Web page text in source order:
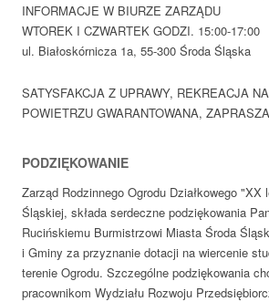
INFORMACJE W BIURZE ZARZĄDU
WTOREK I CZWARTEK GODZI. 15:00-17:00
ul. Białoskórnicza 1a, 55-300 Środa Śląska
SATYSFAKCJA Z UPRAWY, REKREACJA
POWIETRZU GWARANTOWANA,
PODZIĘKOWANIE
Zarząd Rodzinnego Ogrodu Działkowego "XX
Śląskiej, składa serdeczne podziękowania
Rucińskiemu Burmistrzowi Miasta Środa
i Gminy za przyznanie dotacji na wiercenie
terenie Ogrodu. Szczególne podziękowania
pracownikom Wydziału Rozwoju